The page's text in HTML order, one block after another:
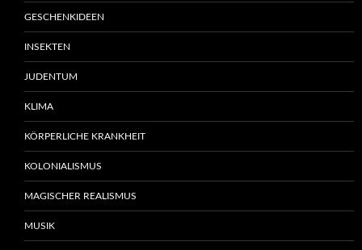
GESCHENKIDEEN
INSEKTEN
JUDENTUM
KLIMA
KÖRPERLICHE KRANKHEIT
KOLONIALISMUS
MAGISCHER REALISMUS
MUSIK